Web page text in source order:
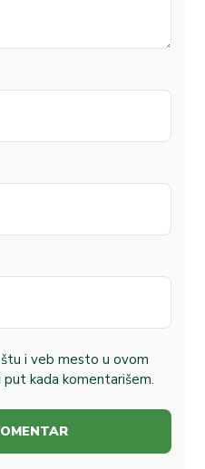
i veb mesto u ovom
kada komentarišem.